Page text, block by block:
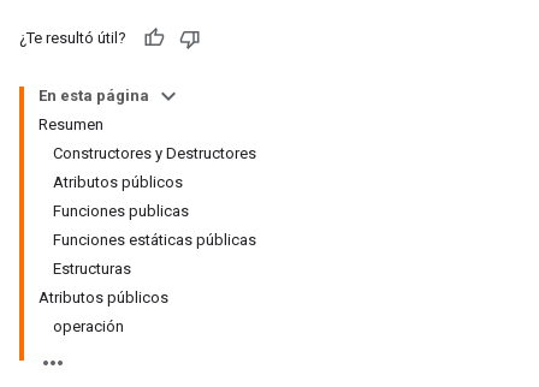
¿Te resultó útil?
En esta página
Resumen
Constructores y Destructores
Atributos públicos
Funciones publicas
Funciones estáticas públicas
Estructuras
Atributos públicos
operación